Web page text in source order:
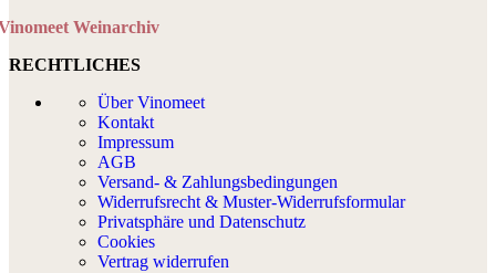
Weinarchiv
RECHTLICHES
Über Vinomeet
Kontakt
Impressum
AGB
Versand- & Zahlungsbedingungen
Widerrufsrecht & Muster-Widerrufsformular
Privatsphäre und Datenschutz
Cookies
Vertrag widerrufen